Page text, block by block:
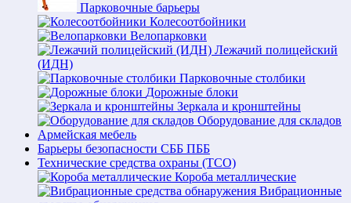
Парковочные барьеры
Колесоотбойники
Велопарковки
Лежачий полицейский
(ИДН)
Парковочные столбики
Дорожные блоки
Зеркала и кронштейны
Оборудование для складов
Армейская мебель
Барьеры безопасности СББ ПББ
Технические средства охраны (ТСО)
Короба металлические
Вибрационные